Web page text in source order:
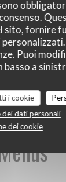
sito, fornire
Puoi
a
i cookie
dati personali
dei cookie
Carte